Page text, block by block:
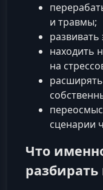
и травмы;
находить
на
сценарии
Что